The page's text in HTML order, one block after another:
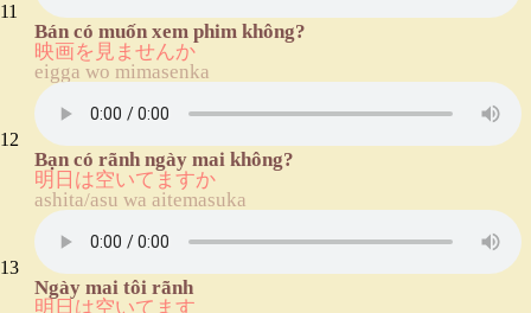
11
Bán có muốn xem phim không?
映画を見ませんか
eigga wo mimasenka
12
Bạn có rãnh ngày mai không?
明日は空いてますか
ashita/asu wa aitemasuka
13
Ngày mai tôi rãnh
明日は空いてます